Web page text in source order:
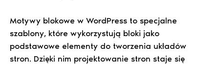
Motywy blokowe w WordPress to specjalne
szablony, które wykorzystują bloki jako
podstawowe elementy do tworzenia układów
stron. Dzięki nim projektowanie stron staje się